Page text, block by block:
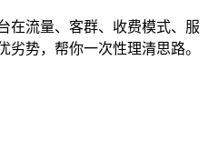
在流量、客群、收费模式、服
劣势，帮你一次性理清思路。